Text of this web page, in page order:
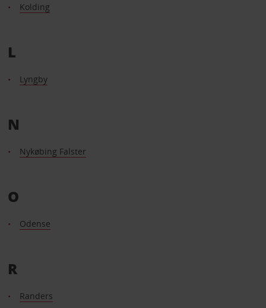
Kolding
L
Lyngby
N
Nykøbing Falster
O
Odense
R
Randers